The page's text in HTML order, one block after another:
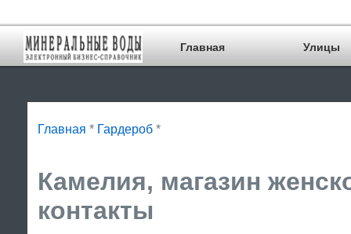
Главная Улицы
Главная * Гардероб *
Камелия, магазин
контакты